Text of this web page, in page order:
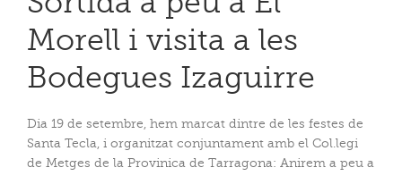
Morell i visita a les
Bodegues Izaguirre
Dia 19 de setembre, hem marcat dintre de les festes de
Santa Tecla, i organitzat conjuntament amb el Col.legi
de Metges de la Provinica de Tarragona: Anirem a peu a